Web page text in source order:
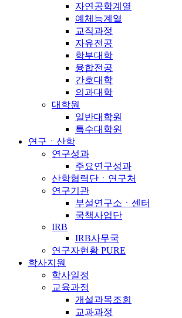
자연공학계열
예체능계열
교직과정
자유전공
학부대학
융합전공
간호대학
의과대학
대학원
일반대학원
특수대학원
연구ㆍ산학
연구성과
주요연구성과
산학협력단ㆍ연구처
연구기관
부설연구소ㆍ센터
국책사업단
IRB
IRB사무국
연구자현황 PURE
학사지원
학사일정
교육과정
개설과목조회
교과과정